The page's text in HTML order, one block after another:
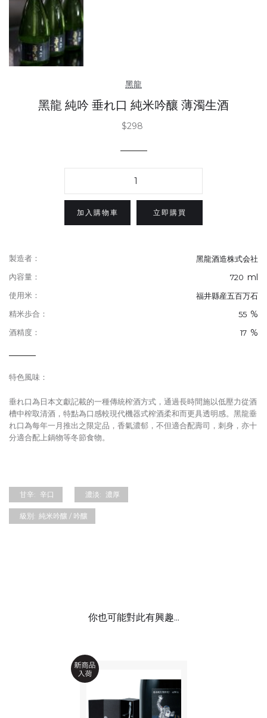
黑龍
黑龍 純吟 垂れ⼝ 純⽶吟釀 薄濁生酒
$298
立即購買
製造者： 黑龍酒造株式会社
內容量： 720 ml
使用米： 福井縣産五百万⽯
精米歩合： 55 %
酒精度： 17 %
特色風味：
垂れ⼝為日本文獻記載的一種傳統榨酒方式，通過長時間施以低壓力從酒
槽中榨取清酒，特點為口感較現代機器式榨酒柔和而更具透明感。黑龍垂
れ⼝為每年一月推出之限定品，香氣濃郁，不但適合配壽司，刺身，亦十
分適合配上鍋物等冬節食物。
甘辛: 辛口 濃淡: 濃厚
級別: 純米吟釀 / 吟釀
你也可能對此有興趣...